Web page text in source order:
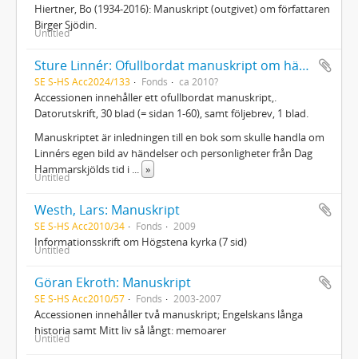
Hiertner, Bo (1934-2016): Manuskript (outgivet) om författaren
Birger Sjödin.
Untitled
Sture Linnér: Ofullbordat manuskript om händelser och personligheter från Dag Hammarskjölds tid i Kongo
SE S-HS Acc2024/133 Fonds ca 2010?
Accessionen innehåller ett ofullbordat manuskript,.
Datorutskrift, 30 blad (= sidan 1-60), samt följebrev, 1 blad.
Manuskriptet är inledningen till en bok som skulle handla om
Linnérs egen bild av händelser och personligheter från Dag
Hammarskjölds tid i
»
Untitled
Westh, Lars: Manuskript
SE S-HS Acc2010/34 Fonds 2009
Informationsskrift om Högstena kyrka (7 sid)
Untitled
Göran Ekroth: Manuskript
SE S-HS Acc2010/57 Fonds 2003-2007
Accessionen innehåller två manuskript; Engelskans långa
historia samt Mitt liv så långt: memoarer
Untitled